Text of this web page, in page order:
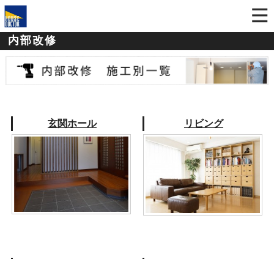
内部改修
玄関ホール リビング